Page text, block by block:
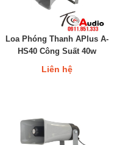
Loa Phóng Thanh APlus A-
HS40 Công Suất 40w
Liên hệ